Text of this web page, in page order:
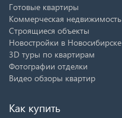
Готовые квартиры
Коммерческая недвижимость
Строящиеся объекты
Новостройки в Новосибирске
3D туры по квартирам
Фотографии отделки
Видео обзоры квартир
Как купить